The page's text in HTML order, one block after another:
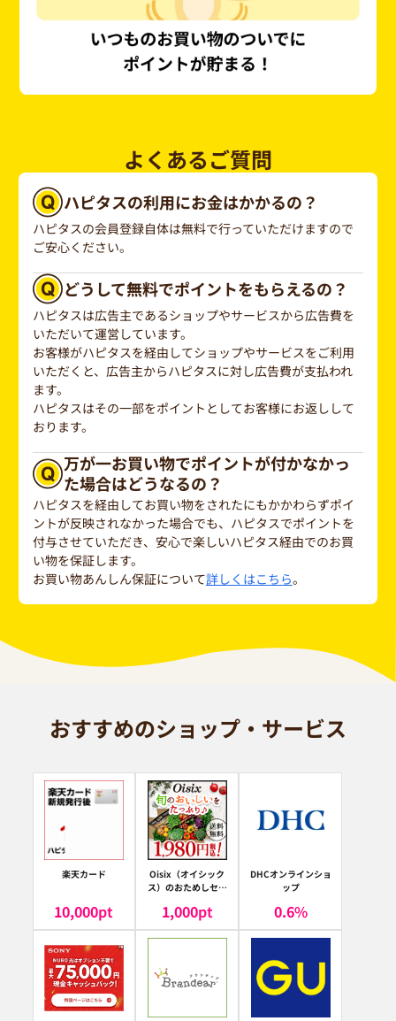
よくあるご質問
ハピタスの利用にお金はかかるの？
ハピタスの会員登録自体は無料で行っていただけますので
ご安心ください。
どうして無料でポイントをもらえるの？
ハピタスは広告主であるショップやサービスから広告費を
いただいて運営しています。
お客様がハピタスを経由してショップやサービスをご利用
いただくと、広告主からハピタスに対し広告費が支払われ
ます。
ハピタスはその一部をポイントとしてお客様にお返しして
おります。
万が一お買い物でポイントが付かなかっ
た場合はどうなるの？
ハピタスを経由してお買い物をされたにもかかわらずポイ
ントが反映されなかった場合でも、ハピタスでポイントを
付与させていただき、安心で楽しいハピタス経由でのお買
い物を保証します。
お買い物あんしん保証について詳しくはこちら。
おすすめのショップ・サービス
楽天カード
10,000pt
Oisix（オイシック
ス）のおためしセッ
1,000pt
DHCオンラインショ
ップ
0.6%